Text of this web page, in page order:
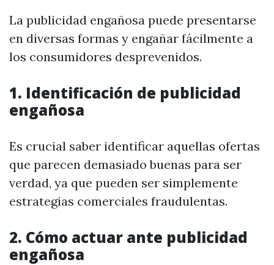
La publicidad engañosa puede presentarse
en diversas formas y engañar fácilmente a
los consumidores desprevenidos.
1. Identificación de publicidad
engañosa
Es crucial saber identificar aquellas ofertas
que parecen demasiado buenas para ser
verdad, ya que pueden ser simplemente
estrategias comerciales fraudulentas.
2. Cómo actuar ante publicidad
engañosa